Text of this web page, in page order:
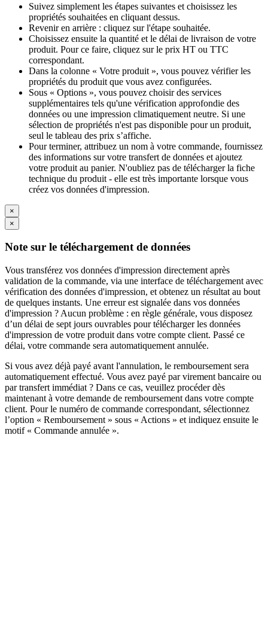
Suivez simplement les étapes suivantes et choisissez les
propriétés souhaitées en cliquant dessus.
Revenir en arrière : cliquez sur l'étape souhaitée.
Choisissez ensuite la quantité et le délai de livraison de votre
produit. Pour ce faire, cliquez sur le prix HT ou TTC
correspondant.
Dans la colonne « Votre produit », vous pouvez vérifier les
propriétés du produit que vous avez configurées.
Sous « Options », vous pouvez choisir des services
supplémentaires tels qu'une vérification approfondie des
données ou une impression climatiquement neutre. Si une
sélection de propriétés n'est pas disponible pour un produit,
seul le tableau des prix s’affiche.
Pour terminer, attribuez un nom à votre commande, fournissez
des informations sur votre transfert de données et ajoutez
votre produit au panier. N'oubliez pas de télécharger la fiche
technique du produit - elle est très importante lorsque vous
créez vos données d'impression.
×
×
Note sur le téléchargement de données
Vous transférez vos données d'impression directement après
validation de la commande, via une interface de téléchargement avec
vérification des données d'impression, et obtenez un résultat au bout
de quelques instants. Une erreur est signalée dans vos données
d'impression ? Aucun problème : en règle générale, vous disposez
d’un délai de sept jours ouvrables pour télécharger les données
d'impression de votre produit dans votre compte client. Passé ce
délai, votre commande sera automatiquement annulée.
Si vous avez déjà payé avant l'annulation, le remboursement sera
automatiquement effectué. Vous avez payé par virement bancaire ou
par transfert immédiat ? Dans ce cas, veuillez procéder dès
maintenant à votre demande de remboursement dans votre compte
client. Pour le numéro de commande correspondant, sélectionnez
l’option « Remboursement » sous « Actions » et indiquez ensuite le
motif « Commande annulée ».